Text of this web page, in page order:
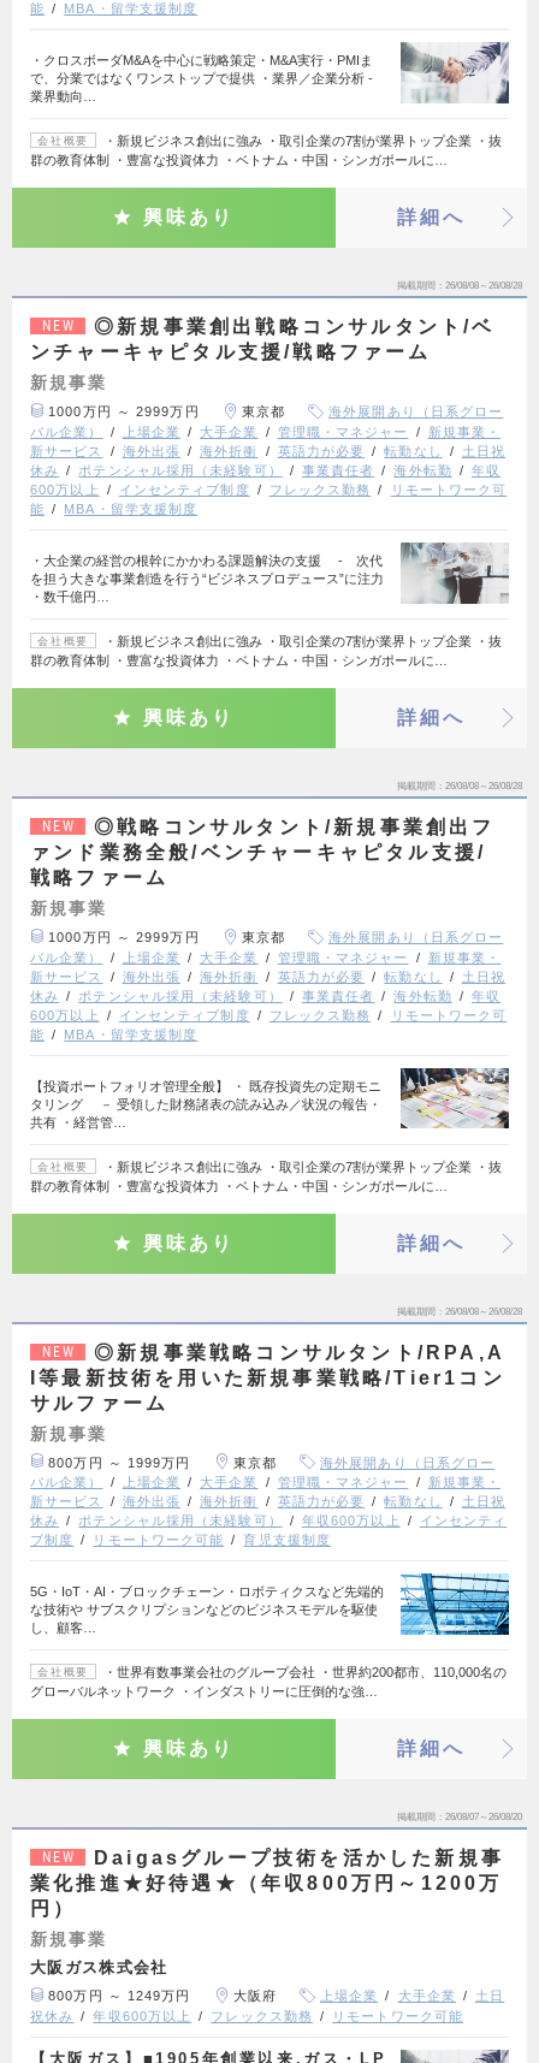
能 MBA・留学支援制度
・クロスボーダM&Aを中心に戦略策定・M&A実行・PMIま
で、分業ではなくワンストップで提供 ・業界／企業分析 -
業界動向…
会社概要
・新規ビジネス創出に強み ・取引企業の7割が業界トップ企業 ・抜
群の教育体制 ・豊富な投資体力 ・ベトナム・中国・シンガポールに…
興味あり 詳細へ
掲載期間 26/08/08～26/08/28
NEW
◎新規事業創出戦略コンサルタント/ベ
ンチャーキャピタル支援/戦略ファーム
新規事業
1000万円 ～ 2999万円 東京都
海外展開あり（日系グロー
バル企業）
上場企業 大手企業 管理職・マネジャー
新規事業・
新サービス
海外出張 海外折衝 英語力が必要 転勤なし
土日祝
休み
ポテンシャル採用（未経験可） 事業責任者 海外転勤
年収
600万以上
インセンティブ制度 フレックス勤務
リモートワーク可
能
MBA・留学支援制度
・大企業の経営の根幹にかかわる課題解決の支援 - 次代
を担う大きな事業創造を行う“ビジネスプロデュース”に注力
・数千億円…
会社概要
・新規ビジネス創出に強み ・取引企業の7割が業界トップ企業 ・抜
群の教育体制 ・豊富な投資体力 ・ベトナム・中国・シンガポールに…
興味あり 詳細へ
掲載期間 26/08/08～26/08/28
NEW
◎戦略コンサルタント/新規事業創出フ
ァンド業務全般/ベンチャーキャピタル支援/
戦略ファーム
新規事業
1000万円 ～ 2999万円 東京都
海外展開あり（日系グロー
バル企業）
上場企業 大手企業 管理職・マネジャー
新規事業・
新サービス
海外出張 海外折衝 英語力が必要 転勤なし
土日祝
休み
ポテンシャル採用（未経験可） 事業責任者 海外転勤
年収
600万以上
インセンティブ制度 フレックス勤務
リモートワーク可
能
MBA・留学支援制度
【投資ポートフォリオ管理全般】 ・ 既存投資先の定期モニ
タリング － 受領した財務諸表の読み込み／状況の報告・
共有 ・経営管…
会社概要
・新規ビジネス創出に強み ・取引企業の7割が業界トップ企業 ・抜
群の教育体制 ・豊富な投資体力 ・ベトナム・中国・シンガポールに…
興味あり 詳細へ
掲載期間 26/08/08～26/08/28
NEW
◎新規事業戦略コンサルタント/RPA,A
I等最新技術を用いた新規事業戦略/Tier1コン
サルファーム
新規事業
800万円 ～ 1999万円 東京都
海外展開あり（日系グロー
バル企業）
上場企業 大手企業 管理職・マネジャー
新規事業・
新サービス
海外出張 海外折衝 英語力が必要 転勤なし
土日祝
休み
ポテンシャル採用（未経験可） 年収600万以上
インセンティ
ブ制度
リモートワーク可能 育児支援制度
5G・IoT・AI・ブロックチェーン・ロボティクスなど先端的
な技術や サブスクリプションなどのビジネスモデルを駆使
し、顧客…
会社概要
・世界有数事業会社のグループ会社 ・世界約200都市、110,000名の
グローバルネットワーク ・インダストリーに圧倒的な強…
興味あり 詳細へ
掲載期間 26/08/07～26/08/20
NEW
Daigasグループ技術を活かした新規事
業化推進★好待遇★（年収800万円～1200万
円）
新規事業
大阪ガス株式会社
800万円 ～ 1249万円 大阪府 上場企業 大手企業
土日
祝休み
年収600万以上 フレックス勤務 リモートワーク可能
【大阪ガス】■1905年創業以来,ガス・LP